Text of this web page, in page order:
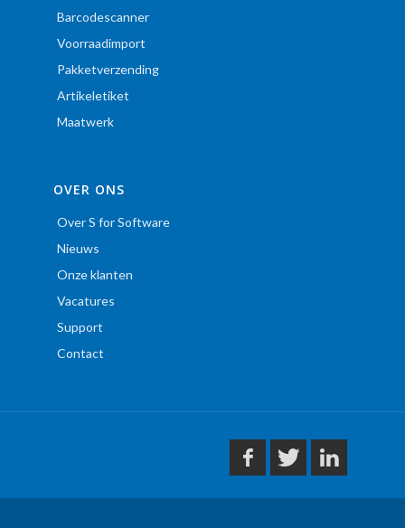
Barcodescanner
Voorraadimport
Pakketverzending
Artikeletiket
Maatwerk
OVER ONS
Over S for Software
Nieuws
Onze klanten
Vacatures
Support
Contact